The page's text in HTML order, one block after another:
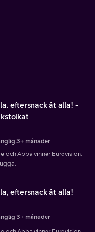
eftersnack åt alla! -
3+ månader
och Abba vinner Eurovision.
eftersnack åt alla!
3+ månader